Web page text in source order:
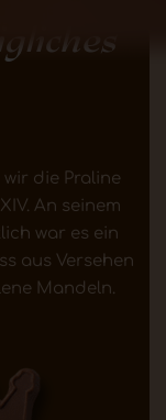
die Praline
An seinem
war es ein
aus Versehen
Mandeln.